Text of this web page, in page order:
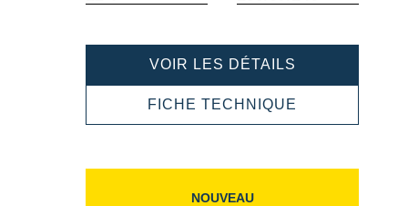
VOIR LES DÉTAILS
512905020
FICHE TECHNIQUE
NOUVEAU